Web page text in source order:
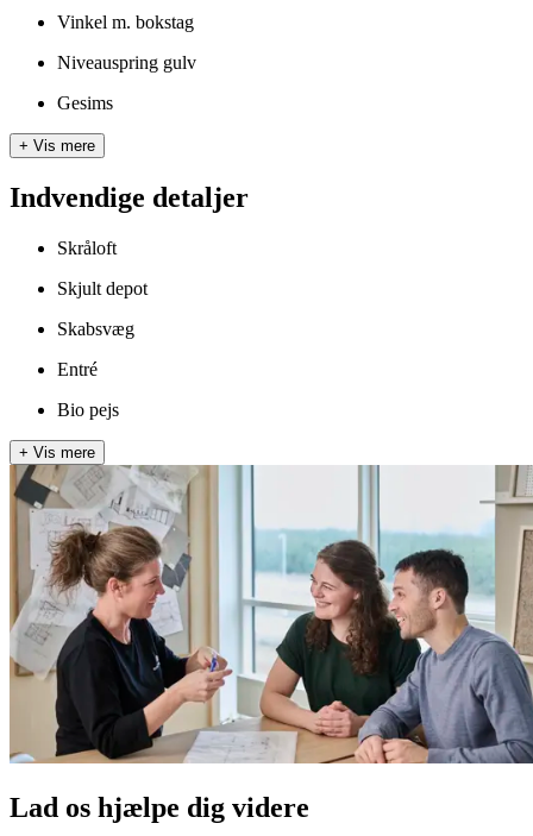
Vinkel m. bokstag
Niveauspring gulv
Gesims
+ Vis mere
Indvendige detaljer
Skråloft
Skjult depot
Skabsvæg
Entré
Bio pejs
+ Vis mere
Lad os hjælpe dig videre